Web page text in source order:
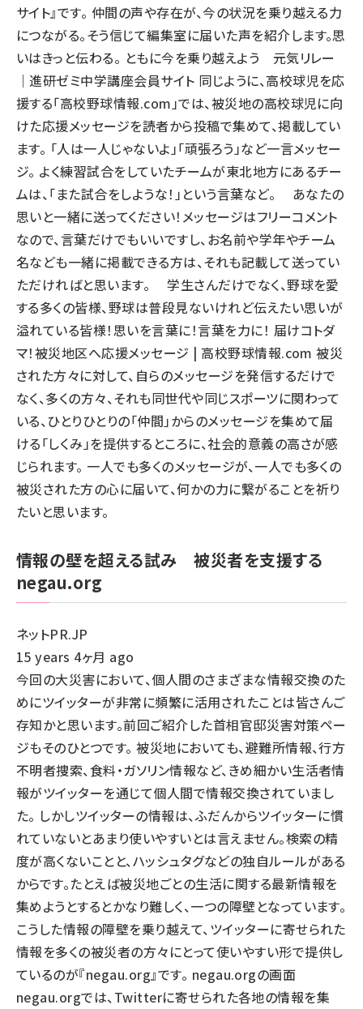
サイト』です。 仲間の声や存在が、今の状況を乗り越える力
につながる。そう信じて編集室に届いた声を紹介します。思
いはきっと伝わる。 ともに今を乗り越えよう 元気リレー
｜進研ゼミ中学講座会員サイト 同じように、高校球児を応
援する「高校野球情報.com」では、被災地の高校球児に向
けた応援メッセージを読者から投稿で集めて、掲載してい
ます。 「人は一人じゃないよ」「頑張ろう」など一言メッセー
ジ。 よく練習試合をしていたチームが東北地方にあるチー
ムは、「また試合をしような！」という言葉など。 あなたの
思いと一緒に送ってください！メッセージはフリーコメント
なので、言葉だけでもいいですし、お名前や学年やチーム
名なども一緒に掲載できる方は、それも記載して送ってい
ただければと思います。 学生さんだけでなく、野球を愛
する多くの皆様、野球は普段見ないけれど伝えたい思いが
溢れている皆様！思いを言葉に！言葉を力に！ 届けコトダ
マ！被災地区へ応援メッセージ | 高校野球情報.com 被災
された方々に対して、自らのメッセージを発信するだけで
なく、多くの方々、それも同世代や同じスポーツに関わって
いる、ひとりひとりの「仲間」からのメッセージを集めて届
ける「しくみ」を提供するところに、社会的意義の高さが感
じられます。 一人でも多くのメッセージが、一人でも多くの
被災された方の心に届いて、何かの力に繋がることを祈り
たいと思います。
情報の壁を超える試み 被災者を支援する
negau.org
ネットPR.JP
15 years 4ヶ月 ago
今回の大災害において、個人間のさまざまな情報交換のた
めにツイッターが非常に頻繁に活用されたことは皆さんご
存知かと思います。前回ご紹介した首相官邸災害対策ペー
ジもそのひとつです。 被災地においても、避難所情報、行方
不明者捜索、食料・ガソリン情報など、きめ細かい生活者情
報がツイッターを通じて個人間で情報交換されていまし
た。 しかしツイッターの情報は、ふだんからツイッターに慣
れていないとあまり使いやすいとは言えません。検索の精
度が高くないことと、ハッシュタグなどの独自ルールがある
からです。たとえば被災地ごとの生活に関する最新情報を
集めようとするとかなり難しく、一つの障壁となっています。
こうした情報の障壁を乗り越えて、ツイッターに寄せられた
情報を多くの被災者の方々にとって使いやすい形で提供し
ているのが『negau.org』です。 negau.orgの画面
negau.orgでは、Twitterに寄せられた各地の情報を集